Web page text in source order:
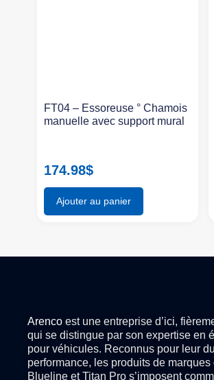
FT04 – Essoreuse ° Chamois
manuelle avec support mural
174.98$
Ajouter au panier
Arenco est une entreprise d’ici,
qui se distingue par son expertise en
pour véhicules. Reconnus pour leur
performance, les produits de marques
Blueline etTitan Pro s’imposent